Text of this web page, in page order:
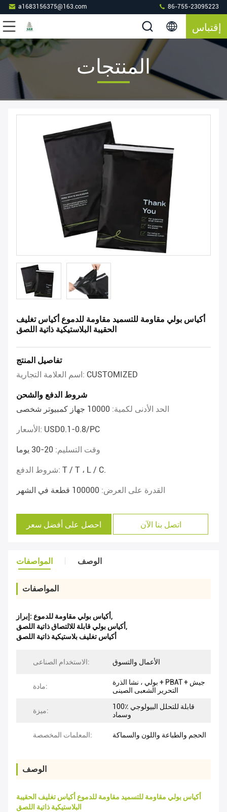
a1683156375@163.com 86-755-23095223
إقتباس
المنتجات
أكياس بولي مقاومة للتسميد مقاومة للدموع أكياس تغليف
الحقيبة البلاستيكية ذاتية اللصق
تفاصيل المنتج
اسم العلامة التجارية: CUSTOMIZED
شروط الدفع والشحن
الحد الأدنى لكمية: 10000 جهاز كمبيوتر شخصى
الأسعار: USD0.1-0.8/PC
وقت التسليم: 20-30 يوما
شروط الدفع: T / T ، L / C.
القدرة على العرض: 100000 قطعة في الشهر
احصل على أفضل سعر اتصل بنا الآن
المواصفات الوصف
المواصفات
إبراز: أكياس بولي مقاومة للدموع,
أكياس بولي قابلة للالتصاق ذاتية اللصق,
أكياس تغليف بلاستيكية ذاتية اللصق
الاستخدام الصناعى: الأعمال والتسوق
مادة:
بولي ، نشا الذرة + PBAT + جيش
التحرير الشعبى الصينى
ميزة:
100٪ قابلة للتحلل البيولوجي
وسماد
المعلمات المخصصة: الحجم والطباعة واللون والسماكة
الوصف
أكياس بولي مقاومة للتسميد مقاومة للدموع أكياس تغليف الحقيبة
البلاستيكية ذاتية اللصق